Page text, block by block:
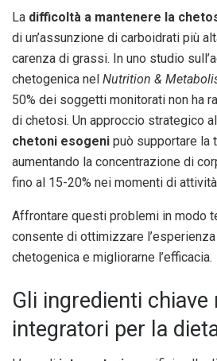
La difficoltà a mantenere la
di un’assunzione di carboidrati più
carenza di grassi. In uno studio
chetogenica nel Nutrition &
50% dei soggetti monitorati non ha
di chetosi. Un approccio strategico
chetoni esogeni può supportare la
aumentando la concentrazione di
fino al 15-20% nei momenti di
Affrontare questi problemi in modo
consente di ottimizzare
chetogenica e migliorarne l’efficacia.
Gli ingredienti
integratori per la